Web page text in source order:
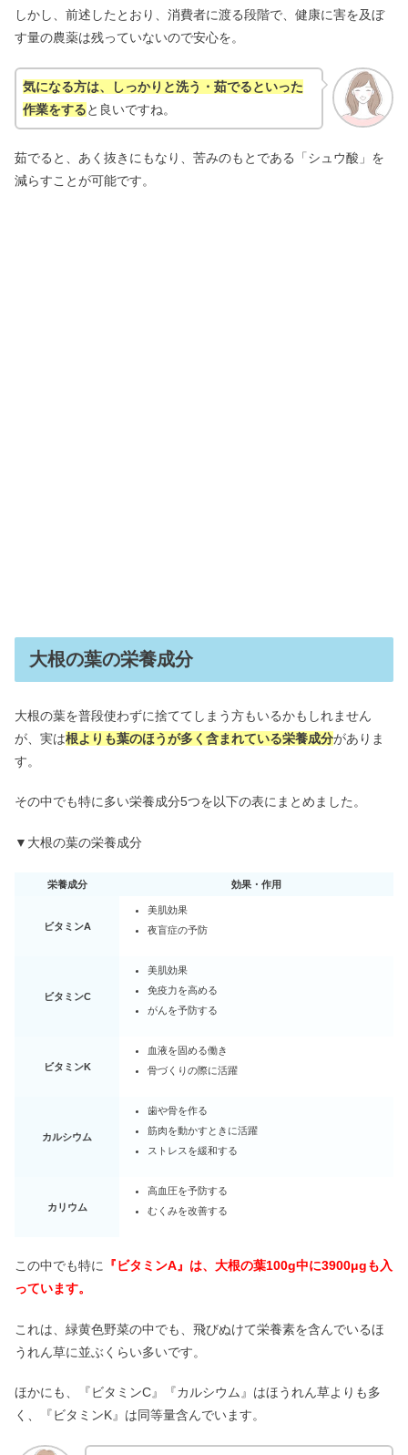
しかし、前述したとおり、消費者に渡る段階で、健康に害を及ぼ
す量の農薬は残っていないので安心を。
気になる方は、しっかりと洗う・茹でるといった
作業をすると良いですね。
茹でると、あく抜きにもなり、苦みのもとである「シュウ酸」を
減らすことが可能です。
大根の葉の栄養成分
大根の葉を普段使わずに捨ててしまう方もいるかもしれません
が、実は根よりも葉のほうが多く含まれている栄養成分がありま
す。
その中でも特に多い栄養成分5つを以下の表にまとめました。
▼大根の葉の栄養成分
栄養成分 効果・作用
ビタミンA
美肌効果
夜盲症の予防
ビタミンC
美肌効果
免疫力を高める
がんを予防する
ビタミンK
血液を固める働き
骨づくりの際に活躍
カルシウム
歯や骨を作る
筋肉を動かすときに活躍
ストレスを緩和する
カリウム
高血圧を予防する
むくみを改善する
この中でも特に
『ビタミンA』は、大根の葉100g中に3900μgも入
っています。
これは、緑黄色野菜の中でも、飛びぬけて栄養素を含んでいるほ
うれん草に並ぶくらい多いです。
ほかにも、『ビタミンC』『カルシウム』はほうれん草よりも多
く、『ビタミンK』は同等量含んでいます。